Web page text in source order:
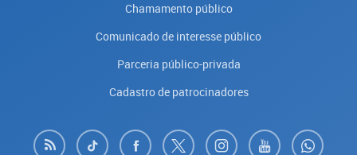
Chamamento público
Comunicado de interesse público
Parceria público-privada
Cadastro de patrocinadores